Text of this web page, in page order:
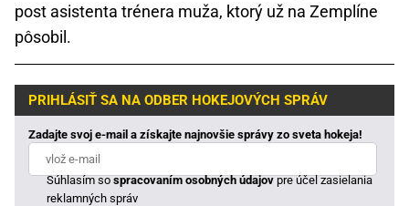
post asistenta trénera muža, ktorý už na Zemplíne
pôsobil.
PRIHLÁSIŤ SA NA ODBER HOKEJOVÝCH SPRÁV
Zadajte svoj e-mail a získajte najnovšie správy zo sveta hokeja!
Súhlasím sospracovaním osobných údajovpre účel zasielania
reklamných správ